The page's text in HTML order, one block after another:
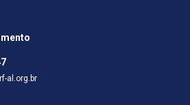
al.org.br